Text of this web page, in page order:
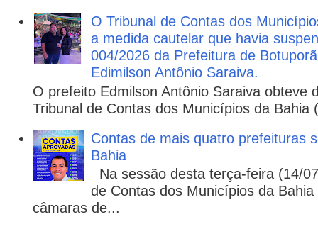
O Tribunal de Contas dos
a medida cautelar que havia
004/2026 da Prefeitura de
Edimilson Antônio Saraiva.
O prefeito Edmilson Antônio Saraiva obteve
Tribunal de Contas dos Municípios da Bahia
Contas de mais quatro prefeituras
Bahia
Na sessão desta terça-feira (14/
de Contas dos Municípios da
câmaras de...